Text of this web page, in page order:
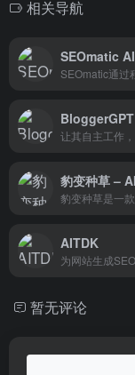
相关导航
SEOmatic AI
AITDK
暂无评论